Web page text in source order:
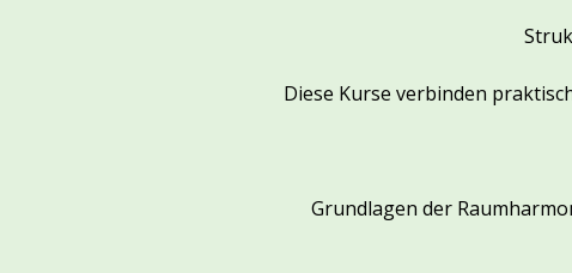
Diese Kurse verbinden
Grundlagen der